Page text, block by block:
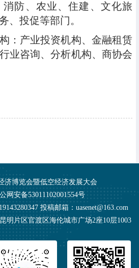
防、农业、住建、文化旅
、投促等部门。
：产业投资机构、金融租赁
业咨询、分析机构、商协会
济博览会暨低空经济发展大会
网安备53011102001554号
投稿邮箱：uasenet@163.com
明片区官渡区海伦城市广场2座10层1003